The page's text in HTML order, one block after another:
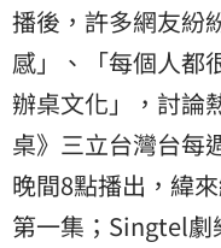
播後，許多網友紛
感」、「每個人都
辦桌文化」，討論
桌》三立台灣台每
晚間8點播出，緯
第一集；Singtel劇